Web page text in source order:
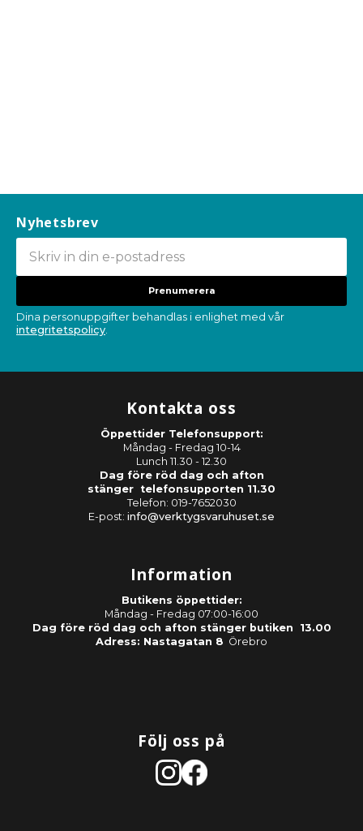
Nyhetsbrev
Prenumerera
Dina personuppgifter behandlas i enlighet med vår
integritetspolicy.
Kontakta oss
Öppettider Telefonsupport:
Måndag - Fredag 10-14
Lunch 11.30 - 12.30
Dag före röd dag och afton
stänger telefonsupporten 11.30
Telefon: 019-7652030
E-post: info@verktygsvaruhuset.se
Information
Butikens öppettider:
Måndag - Fredag 07:00-16:00
Dag före röd dag och afton stänger butiken 13.00
Adress: Nastagatan 8 Örebro
Följ oss på